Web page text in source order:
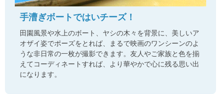
手漕ぎボートではいチーズ！
田園風景や水上のボート、ヤシの木々を背景に、美しいア
オザイ姿でポーズをとれば、まるで映画のワンシーンのよ
うな非日常の一枚が撮影できます。友人やご家族と色を揃
えてコーディネートすれば、より華やかで心に残る思い出
になります。